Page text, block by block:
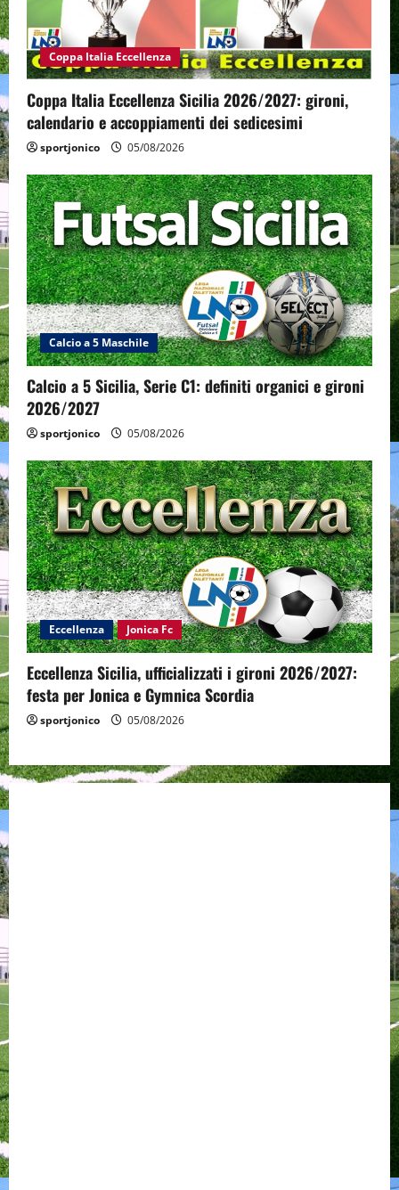
Coppa Italia Eccellenza
Coppa Italia Eccellenza Sicilia 2026/2027: gironi,
calendario e accoppiamenti dei sedicesimi
sportjonico 05/08/2026
Calcio a 5 Maschile
Calcio a 5 Sicilia, Serie C1: definiti organici e gironi
2026/2027
sportjonico 05/08/2026
Eccellenza Jonica Fc
Eccellenza Sicilia, ufficializzati i gironi 2026/2027:
festa per Jonica e Gymnica Scordia
sportjonico 05/08/2026